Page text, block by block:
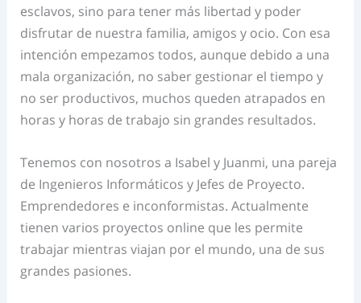
esclavos, sino para tener más libertad y poder
disfrutar de nuestra familia, amigos y ocio. Con esa
intención empezamos todos, aunque debido a una
mala organización, no saber gestionar el tiempo y
no ser productivos, muchos queden atrapados en
horas y horas de trabajo sin grandes resultados.
Tenemos con nosotros a Isabel y Juanmi, una pareja
de Ingenieros Informáticos y Jefes de Proyecto.
Emprendedores e inconformistas.Actualmente
tienen varios proyectos online que les permite
trabajar mientras viajan por el mundo, una de sus
grandes pasiones.